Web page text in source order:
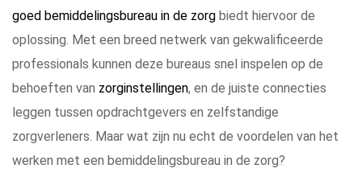
goed bemiddelingsbureau in de zorg biedt hiervoor de
oplossing. Met een breed netwerk van gekwalificeerde
professionals kunnen deze bureaus snel inspelen op de
behoeften van zorginstellingen, en de juiste connecties
leggen tussen opdrachtgevers en zelfstandige
zorgverleners. Maar wat zijn nu echt de voordelen van het
werken met een bemiddelingsbureau in de zorg?